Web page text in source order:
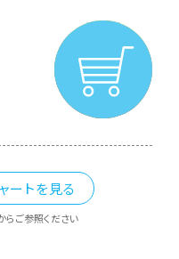
ートを見る
ご参照ください